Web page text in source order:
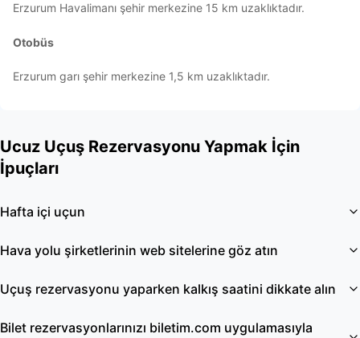
Erzurum Havalimanı şehir merkezine 15 km uzaklıktadır.
Otobüs
Erzurum garı şehir merkezine 1,5 km uzaklıktadır.
Ucuz Uçuş Rezervasyonu Yapmak İçin
İpuçları
Hafta içi uçun
Hava yolu şirketlerinin web sitelerine göz atın
Uçuş rezervasyonu yaparken kalkış saatini dikkate alın
Bilet rezervasyonlarınızı biletim.com uygulamasıyla